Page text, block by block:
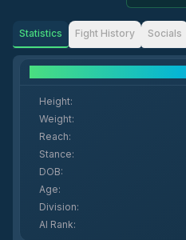
Statistics Fight History Socials
Height:
Weight:
Reach:
Stance:
DOB:
Age:
Division:
AI Rank: